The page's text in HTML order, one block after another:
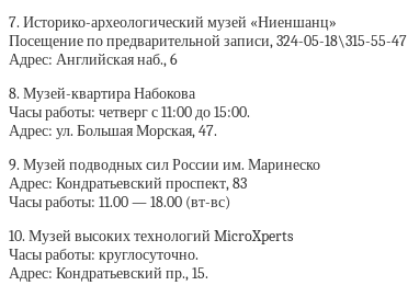
7. Историко-археологический музей «Ниеншанц»
Посещение по предварительной записи, 324-05-18\315-55-47
Адрес: Английская наб., 6
8. Музей-квартира Набокова
Часы работы: четверг с 11:00 до 15:00.
Адрес: ул. Большая Морская, 47.
9. Музей подводных сил России им. Маринеско
Адрес: Кондратьевский проспект, 83
Часы работы: 11.00 — 18.00 (вт-вс)
10. Музей высоких технологий MicroXperts
Часы работы: круглосуточно.
Адрес: Кондратьевский пр., 15.